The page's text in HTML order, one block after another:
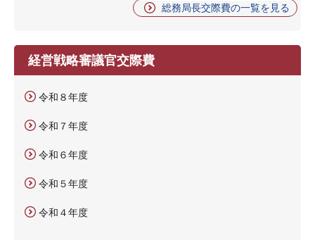
総務局長交際費の一覧を見る
経営戦略審議官交際費
令和８年度
令和７年度
令和６年度
令和５年度
令和４年度